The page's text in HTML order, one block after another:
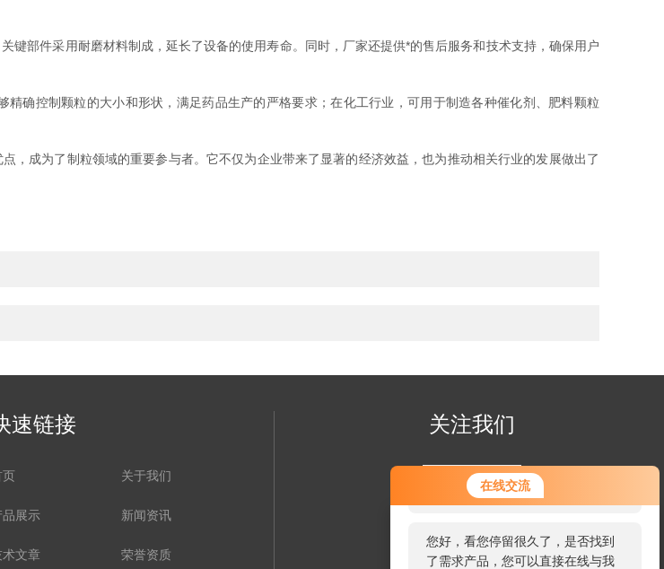
在线交流
您好！欢迎前来咨询，很高兴为您
服务，请问您要咨询什么问题呢？
您好，看您停留很久了，是否找到
了需求产品，您可以直接在线与我
部件采用耐磨材料制成，延长了设备的使用寿命。同时，厂家还提供*的售后服务和技术支持，确保用户
控制颗粒的大小和形状，满足药品生产的严格要求；在化工行业，可用于制造各种催化剂、肥料颗粒
成为了制粒领域的重要参与者。它不仅为企业带来了显著的经济效益，也为推动相关行业的发展做出了
速链接
页 关于我们
品展示 新闻资讯
术文章 荣誉资质
关注我们